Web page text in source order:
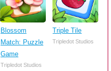
Blossom
Match: Puzzle
Game
Tripledot Studios
Triple Tile
Tripledot Studios